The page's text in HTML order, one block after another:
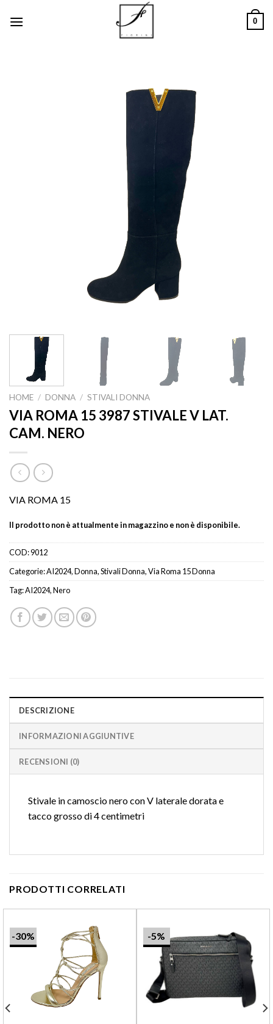
0
HOME / DONNA / STIVALI DONNA
VIA ROMA 15 3987 STIVALE V LAT.
CAM. NERO
VIA ROMA 15
Il prodotto non è attualmente in magazzino e non è disponibile.
COD:9012
Categorie:AI2024,Donna,Stivali Donna,Via Roma 15 Donna
Tag:AI2024,Nero
DESCRIZIONE
INFORMAZIONI AGGIUNTIVE
RECENSIONI (0)
Stivale in camoscio nero con V laterale dorata e
tacco grosso di 4 centimetri
PRODOTTI CORRELATI
-30% -5%